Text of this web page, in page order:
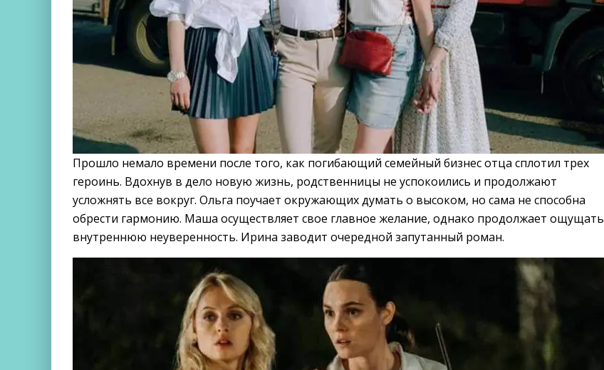
Прошло немало времени после того, как погибающий семейный бизнес отца сплотил трех
героинь. Вдохнув в дело новую жизнь, родственницы не успокоились и продолжают
усложнять все вокруг. Ольга поучает окружающих думать о высоком, но сама не способна
обрести гармонию. Маша осуществляет свое главное желание, однако продолжает ощущать
внутреннюю неуверенность. Ирина заводит очередной запутанный роман.